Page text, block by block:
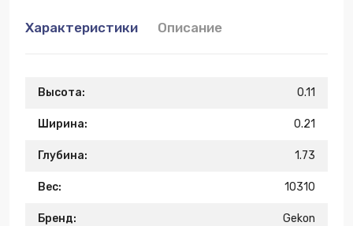
Характеристики Описание
Высота: 0.11
Ширина: 0.21
Глубина: 1.73
Вес: 10310
Бренд: Gekon